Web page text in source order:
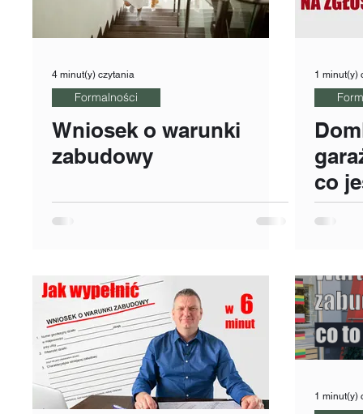
4 minut(y) czytania
Formalności
Wniosek o warunki
zabudowy
1 minut(y)
co
1 minut(y)